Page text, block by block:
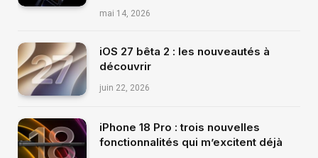
mai 14, 2026
iOS 27 bêta 2 : les nouveautés à
découvrir
juin 22, 2026
iPhone 18 Pro : trois nouvelles
fonctionnalités qui m’excitent déjà